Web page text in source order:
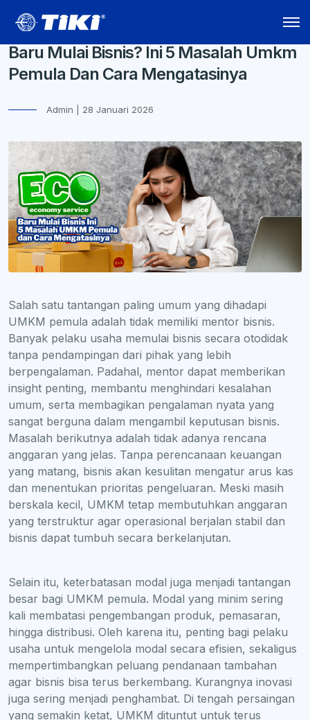
Baru Mulai Bisnis? Ini 5 Masalah Umkm
Pemula Dan Cara Mengatasinya
Admin | 28 Januari 2026
Salah satu tantangan paling umum yang dihadapi
UMKM pemula adalah tidak memiliki mentor bisnis.
Banyak pelaku usaha memulai bisnis secara otodidak
tanpa pendampingan dari pihak yang lebih
berpengalaman. Padahal, mentor dapat memberikan
insight penting, membantu menghindari kesalahan
umum, serta membagikan pengalaman nyata yang
sangat berguna dalam mengambil keputusan bisnis.
Masalah berikutnya adalah tidak adanya rencana
anggaran yang jelas. Tanpa perencanaan keuangan
yang matang, bisnis akan kesulitan mengatur arus kas
dan menentukan prioritas pengeluaran. Meski masih
berskala kecil, UMKM tetap membutuhkan anggaran
yang terstruktur agar operasional berjalan stabil dan
bisnis dapat tumbuh secara berkelanjutan.
Selain itu, keterbatasan modal juga menjadi tantangan
besar bagi UMKM pemula. Modal yang minim sering
kali membatasi pengembangan produk, pemasaran,
hingga distribusi. Oleh karena itu, penting bagi pelaku
usaha untuk mengelola modal secara efisien, sekaligus
mempertimbangkan peluang pendanaan tambahan
agar bisnis bisa terus berkembang. Kurangnya inovasi
juga sering menjadi penghambat. Di tengah persaingan
yang semakin ketat, UMKM dituntut untuk terus